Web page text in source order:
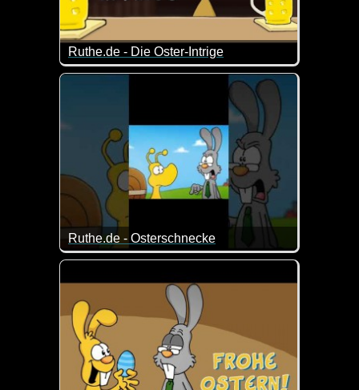
Ruthe.de - Die Oster-Intrige
Was läuft denn da für eine Verschwörung? ;-)
Ruthe.de - Osterschnecke
Ich hoffe, deine Eier werden noch rechtzeitig